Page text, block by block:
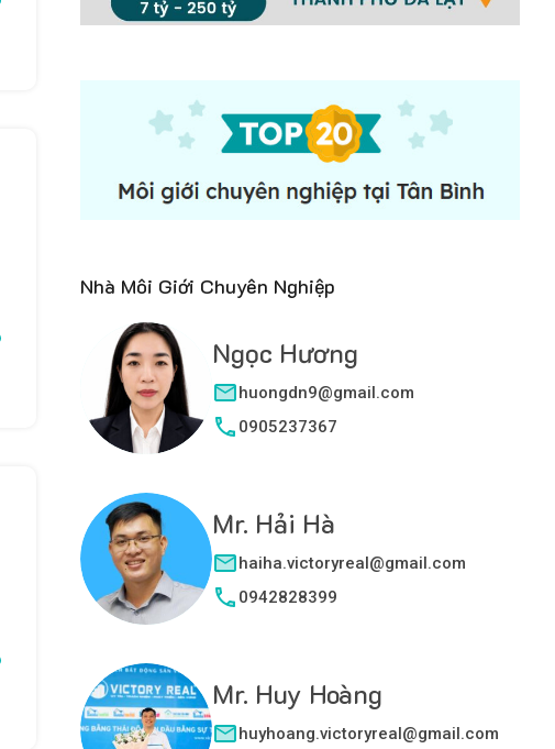
Nhà Môi Giới Chuyên Nghiệp
Ngọc Hương
huongdn9@gmail.com
0905237367
Mr. Hải Hà
haiha.victoryreal@gmail.com
0942828399
Mr. Huy Hoàng
huyhoang.victoryreal@gmail.com